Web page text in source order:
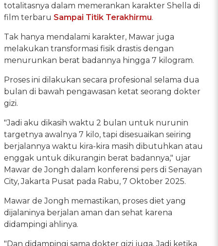
totalitasnya dalam memerankan karakter Shella di
film terbaru Sampai Titik Terakhirmu.
Tak hanya mendalami karakter, Mawar juga
melakukan transformasi fisik drastis dengan
menurunkan berat badannya hingga 7 kilogram.
Proses ini dilakukan secara profesional selama dua
bulan di bawah pengawasan ketat seorang dokter
gizi.
"Jadi aku dikasih waktu 2 bulan untuk nurunin
targetnya awalnya 7 kilo, tapi disesuaikan seiring
berjalannya waktu kira-kira masih dibutuhkan atau
enggak untuk dikurangin berat badannya," ujar
Mawar de Jongh dalam konferensi pers di Senayan
City, Jakarta Pusat pada Rabu, 7 Oktober 2025.
Mawar de Jongh memastikan, proses diet yang
dijalaninya berjalan aman dan sehat karena
didampingi ahlinya.
"Dan didampingi sama dokter gizi juga. Jadi ketika